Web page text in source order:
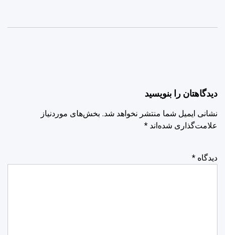
دیدگاهتان را بنویسید
نشانی ایمیل شما منتشر نخواهد شد. بخش‌های موردنیاز
علامت‌گذاری شده‌اند *
دیدگاه *